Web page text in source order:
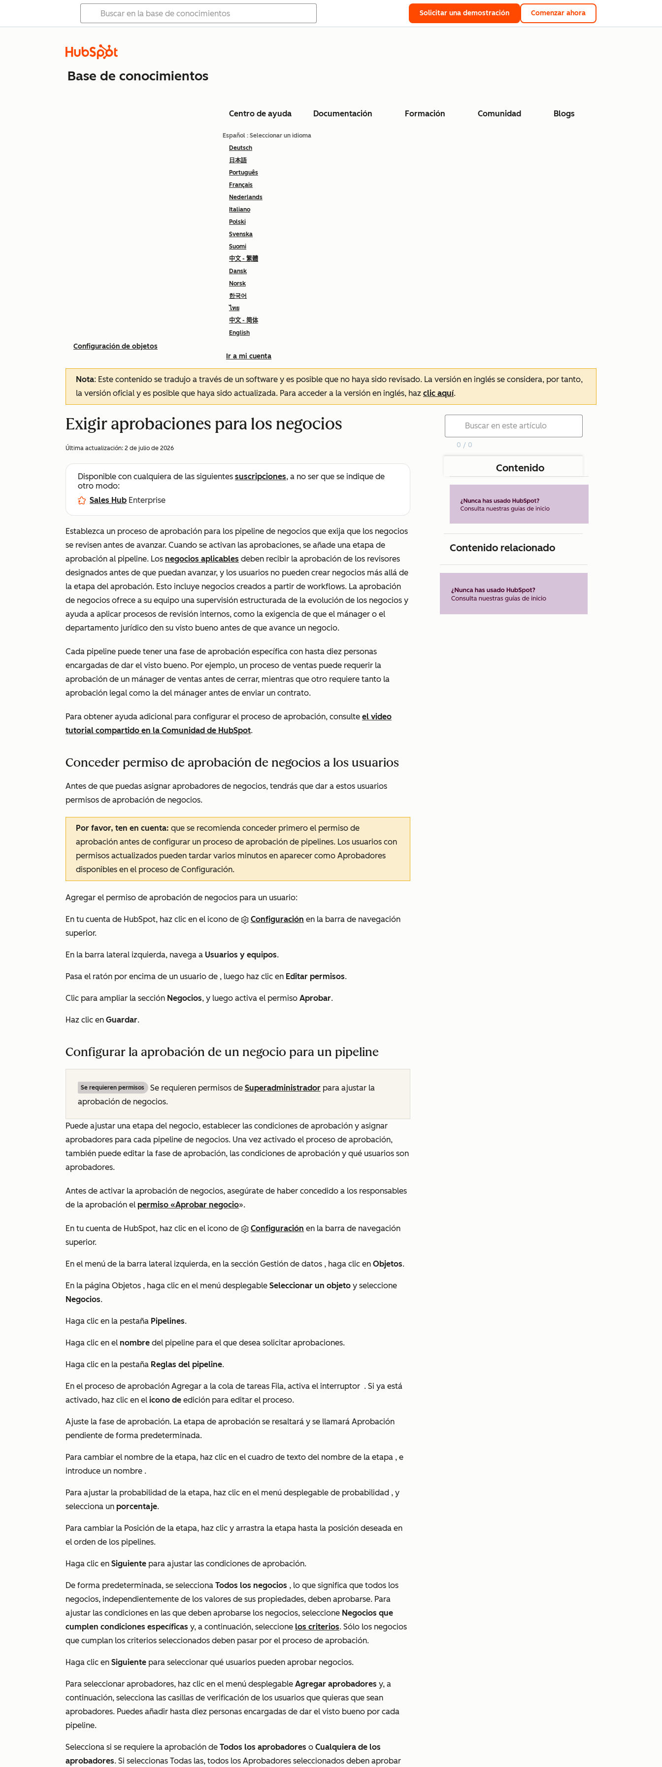
Solicitar una demostración Comenzar ahora
Base de conocimientos
Centro de ayuda Documentación Formación Comunidad Blogs
Español : Seleccionar un idioma
Deutsch
日本語
Português
Français
Nederlands
Italiano
Polski
Svenska
Suomi
中文 - 繁體
Dansk
Norsk
한국어
ไทย
中文 - 简体
English
Ir a mi cuenta
Configuración de objetos
Nota: Este contenido se tradujo a través de un software y es posible que no haya sido revisado. La versión en inglés se considera, por tanto,
la versión oficial y es posible que haya sido actualizada. Para acceder a la versión en inglés, haz clic aquí.
Exigir aprobaciones para los negocios
Última actualización: 2 de julio de 2026
Disponible con cualquiera de las siguientes suscripciones, a no ser que se indique de
otro modo:
Sales Hub Enterprise
Establezca un proceso de aprobación para los pipeline de negocios que exija que los negocios
se revisen antes de avanzar. Cuando se activan las aprobaciones, se añade una etapa de
aprobación al pipeline. Los negocios aplicables deben recibir la aprobación de los revisores
designados antes de que puedan avanzar, y los usuarios no pueden crear negocios más allá de
la etapa del aprobación. Esto incluye negocios creados a partir de workflows. La aprobación
de negocios ofrece a su equipo una supervisión estructurada de la evolución de los negocios y
ayuda a aplicar procesos de revisión internos, como la exigencia de que el mánager o el
departamento jurídico den su visto bueno antes de que avance un negocio.
Cada pipeline puede tener una fase de aprobación específica con hasta diez personas
encargadas de dar el visto bueno. Por ejemplo, un proceso de ventas puede requerir la
aprobación de un mánager de ventas antes de cerrar, mientras que otro requiere tanto la
aprobación legal como la del mánager antes de enviar un contrato.
Para obtener ayuda adicional para configurar el proceso de aprobación, consulte el video
tutorial compartido en la Comunidad de HubSpot.
Conceder permiso de aprobación de negocios a los usuarios
Antes de que puedas asignar aprobadores de negocios, tendrás que dar a estos usuarios
permisos de aprobación de negocios.
Por favor, ten en cuenta: que se recomienda conceder primero el permiso de
aprobación antes de configurar un proceso de aprobación de pipelines. Los usuarios con
permisos actualizados pueden tardar varios minutos en aparecer como Aprobadores
disponibles en el proceso de Configuración.
Agregar el permiso de aprobación de negocios para un usuario:
En tu cuenta de HubSpot, haz clic en el icono de Configuración en la barra de navegación
superior.
En la barra lateral izquierda, navega a Usuarios y equipos.
Pasa el ratón por encima de un usuario de , luego haz clic en Editar permisos.
Clic para ampliar la sección Negocios, y luego activa el permiso Aprobar.
Haz clic en Guardar.
Configurar la aprobación de un negocio para un pipeline
Se requieren permisos Se requieren permisos de Superadministrador para ajustar la
aprobación de negocios.
Puede ajustar una etapa del negocio, establecer las condiciones de aprobación y asignar
aprobadores para cada pipeline de negocios. Una vez activado el proceso de aprobación,
también puede editar la fase de aprobación, las condiciones de aprobación y qué usuarios son
aprobadores.
Antes de activar la aprobación de negocios, asegúrate de haber concedido a los responsables
de la aprobación el permiso «Aprobar negocio».
En tu cuenta de HubSpot, haz clic en el icono de Configuración en la barra de navegación
superior.
En el menú de la barra lateral izquierda, en la sección Gestión de datos , haga clic en Objetos.
En la página Objetos , haga clic en el menú desplegable Seleccionar un objeto y seleccione
Negocios.
Haga clic en la pestaña Pipelines.
Haga clic en el nombre del pipeline para el que desea solicitar aprobaciones.
Haga clic en la pestaña Reglas del pipeline.
En el proceso de aprobación Agregar a la cola de tareas Fila, activa el interruptor . Si ya está
activado, haz clic en el icono de edición para editar el proceso.
Ajuste la fase de aprobación. La etapa de aprobación se resaltará y se llamará Aprobación
pendiente de forma predeterminada.
Para cambiar el nombre de la etapa, haz clic en el cuadro de texto del nombre de la etapa , e
introduce un nombre .
Para ajustar la probabilidad de la etapa, haz clic en el menú desplegable de probabilidad , y
selecciona un porcentaje.
Para cambiar la Posición de la etapa, haz clic y arrastra la etapa hasta la posición deseada en
el orden de los pipelines.
Haga clic en Siguiente para ajustar las condiciones de aprobación.
De forma predeterminada, se selecciona Todos los negocios , lo que significa que todos los
negocios, independientemente de los valores de sus propiedades, deben aprobarse. Para
ajustar las condiciones en las que deben aprobarse los negocios, seleccione Negocios que
cumplen condiciones específicas y, a continuación, seleccione los criterios. Sólo los negocios
que cumplan los criterios seleccionados deben pasar por el proceso de aprobación.
Haga clic en Siguiente para seleccionar qué usuarios pueden aprobar negocios.
Para seleccionar aprobadores, haz clic en el menú desplegable Agregar aprobadores y, a
continuación, selecciona las casillas de verificación de los usuarios que quieras que sean
aprobadores. Puedes añadir hasta diez personas encargadas de dar el visto bueno por cada
pipeline.
Selecciona si se requiere la aprobación de Todos los aprobadores o Cualquiera de los
aprobadores. Si seleccionas Todas las, todos los Aprobadores seleccionados deben aprobar
0 / 0
Contenido
Contenido relacionado